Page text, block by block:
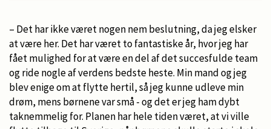
– Det har ikke været nogen nem beslutning, da jeg elsker
at være her. Det har været to fantastiske år, hvor jeg har
fået mulighed for at være en del af det succesfulde team
og ride nogle af verdens bedste heste. Min mand og jeg
blev enige om at flytte hertil, så jeg kunne udleve min
drøm, mens børnene var små - og det er jeg ham dybt
taknemmelig for. Planen har hele tiden været, at vi ville